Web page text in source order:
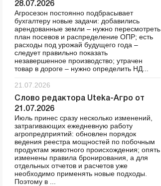
28.07.2026
Агросезон постоянно подбрасывает
бухгалтеру новые задачи: добавились
арендованные земли – нужно пересмотреть
план посевов и распределение ОПР; есть
расходы под урожай будущего года –
следует правильно показать
незавершенное производство; утрачен
товар в дороге – нужно определить НД...
21.07.2026
Слово редактора Uteka-Агро от
21.07.2026
Июль принес сразу несколько изменений,
затрагивающих ежедневную работу
агропредприятий: обновлен порядок
ведения реестра мощностей по побочным
продуктам животного происхождения; опять
изменены правила бронирования, а для
отдельных отчетов и расчетов уже
необходимо применять новые подходы.
Поэтому в ...